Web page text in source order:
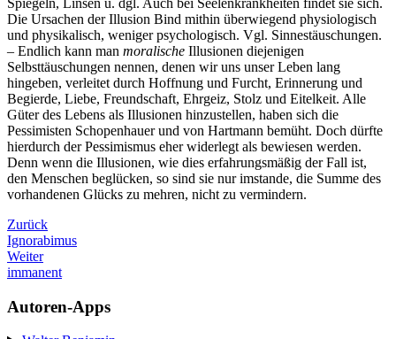
Die Ursachen der Illusion Bind mithin überwiegend physiologisch
und physikalisch, weniger psychologisch. Vgl. Sinnestäuschungen.
– Endlich kann man moralische Illusionen diejenigen
Selbsttäuschungen nennen, denen wir uns unser Leben lang
hingeben, verleitet durch Hoffnung und Furcht, Erinnerung und
Begierde, Liebe, Freundschaft, Ehrgeiz, Stolz und Eitelkeit. Alle
Güter des Lebens als Illusionen hinzustellen, haben sich die
Pessimisten Schopenhauer und von Hartmann bemüht. Doch dürfte
hierdurch der Pessimismus eher widerlegt als bewiesen werden.
Denn wenn die Illusionen, wie dies erfahrungsmäßig der Fall ist,
den Menschen beglücken, so sind sie nur imstande, die Summe des
vorhandenen Glücks zu mehren, nicht zu vermindern.
Zurück
Ignorabimus
Weiter
immanent
Autoren-Apps